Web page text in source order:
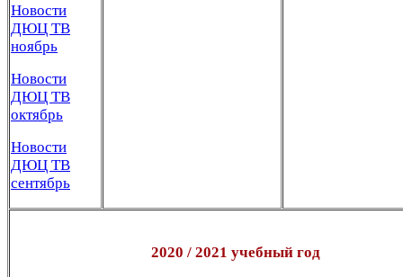
Новости
ДЮЦ ТВ
ноябрь
Новости
ДЮЦ ТВ
октябрь
Новости
ДЮЦ ТВ
сентябрь
2020 / 2021 учебный год